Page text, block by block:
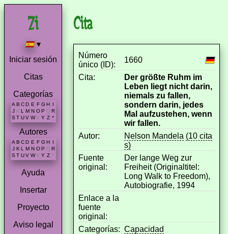
▾
Iniciar sesión
Citas
Categorías
A B C D E F G H I
J K L M N O P Q R
S T U V W X Y Z *
Autores
A B C D E F G H
J K L M N O P Q R
S T U V W X Y Z *
Ayuda
Insertar
Proyecto
Aviso legal
Cita
Número
único (ID):
1660
Cita:
Der größte Ruhm im
Leben liegt nicht darin,
niemals zu fallen,
sondern darin, jedes
Mal aufzustehen, wenn
wir fallen.
Autor:
Nelson Mandela (10 cita
s)
Fuente
original:
Der lange Weg zur
Freiheit (Originaltitel:
Long Walk to Freedom),
Autobiografie, 1994
Enlace a la
fuente
original:
Categorías: Capacidad